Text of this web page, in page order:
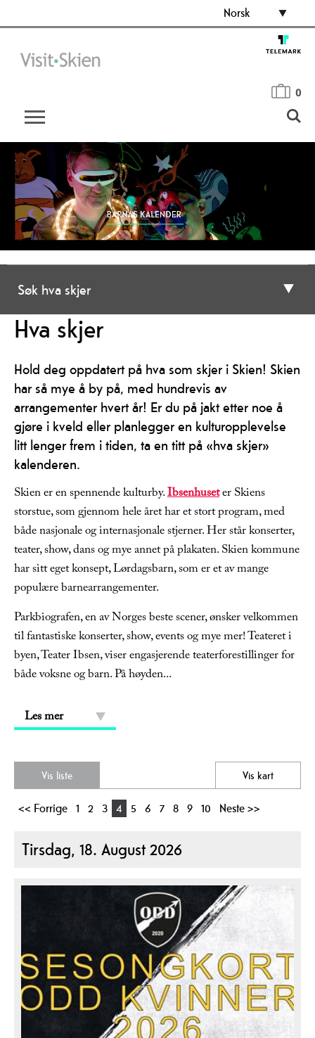
Norsk
0
Søk hva skjer
Hva skjer
Hold deg oppdatert på hva som skjer i Skien! Skien
har så mye å by på, med hundrevis av
arrangementer hvert år! Er du på jakt etter noe å
gjøre i kveld eller planlegger en kulturopplevelse
litt lenger frem i tiden, ta en titt på «hva skjer»
kalenderen.
Skien er en spennende kulturby.Ibsenhuseter Skiens
storstue, som gjennom hele året har et stort program, med
både nasjonale og internasjonale stjerner. Her står konserter,
teater, show, dans og mye annet på plakaten. Skien kommune
har sitt eget konsept, Lørdagsbarn, som er et av mange
populære barnearrangementer.
Parkbiografen, en av Norges beste scener, ønsker velkommen
til fantastiske konserter, show, events og mye mer! Teateret i
byen, Teater Ibsen, viser engasjerende teaterforestillinger for
både voksne og barn. På høyden...
Les mer
Vis liste Vis kart
<< Forrige 1 2 3 4 5 6 7 8 9 10 Neste >>
Tirsdag, 18. August 2026